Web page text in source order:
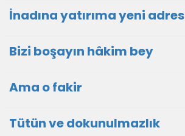
İnadına yatırıma yeni adres
Bizi boşayın hâkim bey
Ama o fakir
Tütün ve dokunulmazlık